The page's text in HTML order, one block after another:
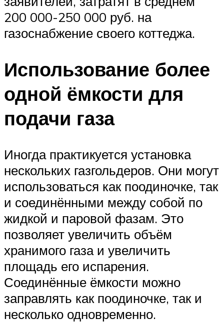
200 000-250 000 руб. на
газоснабжение своего коттеджа.
Использование более
одной ёмкости для
подачи газа
Иногда практикуется установка
нескольких газгольдеров. Они могут
использоваться как поодиночке, так
и соединёнными между собой по
жидкой и паровой фазам. Это
позволяет увеличить объём
хранимого газа и увеличить
площадь его испарения.
Соединённые ёмкости можно
заправлять как поодиночке, так и
несколько одновременно.